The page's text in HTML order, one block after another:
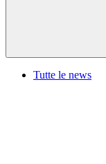
Tutte le news